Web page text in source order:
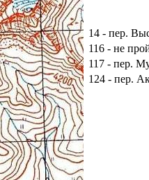
14 - пер.
116 - не
117 - пер.
124 - пер.